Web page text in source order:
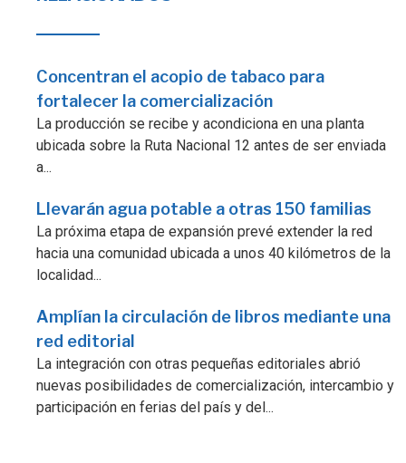
Concentran el acopio de tabaco para
fortalecer la comercialización
La producción se recibe y acondiciona en una planta
ubicada sobre la Ruta Nacional 12 antes de ser enviada
a...
Llevarán agua potable a otras 150 familias
La próxima etapa de expansión prevé extender la red
hacia una comunidad ubicada a unos 40 kilómetros de la
localidad...
Amplían la circulación de libros mediante una
red editorial
La integración con otras pequeñas editoriales abrió
nuevas posibilidades de comercialización, intercambio y
participación en ferias del país y del...